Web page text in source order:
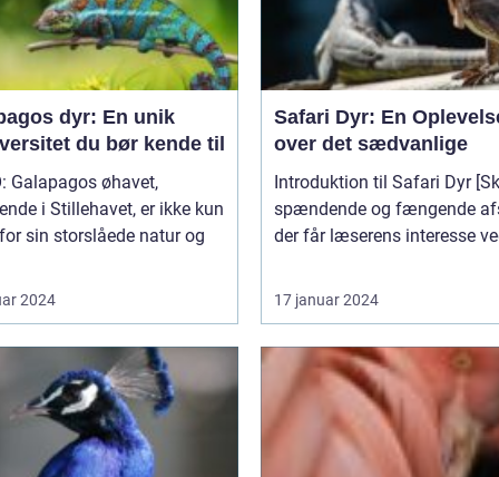
dyr: En unik
du bør kende til
Galapagos øhavet,
i Stillehavet, er ikke kun
sin storslåede natur og
2024
Safari Dyr: En
over det sædvanlige
Introduktion til Safari Dyr [Skriv et
spændende og fængende
der får læserens interesse
17 januar 2024